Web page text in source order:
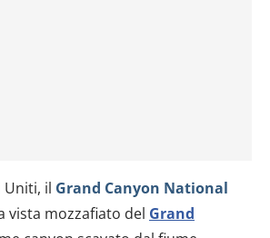
Uniti, il Grand Canyon National
vista mozzafiato del Grand